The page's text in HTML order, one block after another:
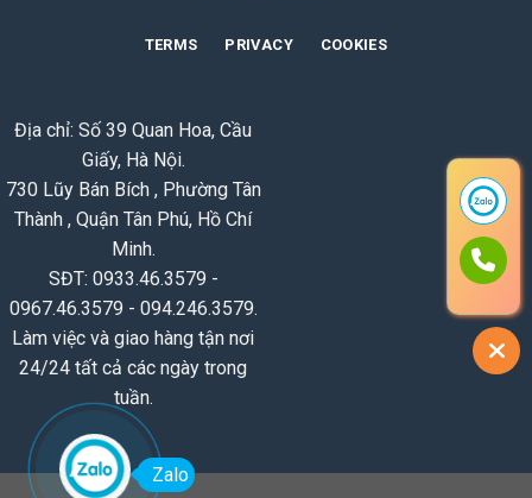
TERMS PRIVACY COOKIES
Địa chỉ: Số 39 Quan Hoa, Cầu
Giấy, Hà Nội.
730 Lũy Bán Bích , Phường Tân
Thành , Quận Tân Phú, Hồ Chí
Minh.
SĐT: 0933.46.3579 -
0967.46.3579 - 094.246.3579.
Làm việc và giao hàng tận nơi
24/24 tất cả các ngày trong
tuần.
Zalo